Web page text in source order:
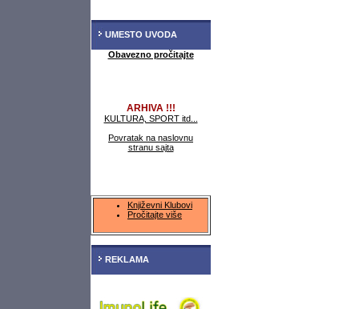
UMESTO UVODA
Obavezno pročitajte
ARHIVA !!!
KULTURA, SPORT itd...
Povratak na naslovnu
stranu sajta
Književni Klubovi
Pročitajte više
REKLAMA